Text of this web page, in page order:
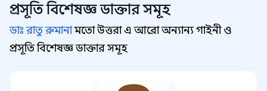
প্রসূতি বিশেষজ্ঞ ডাক্তার সমূহ
ডাঃ রাতু রুমানামতো উত্তরা এ আরো অন্যান্য গাইনী ও
প্রসূতি বিশেষজ্ঞ ডাক্তার সমূহ